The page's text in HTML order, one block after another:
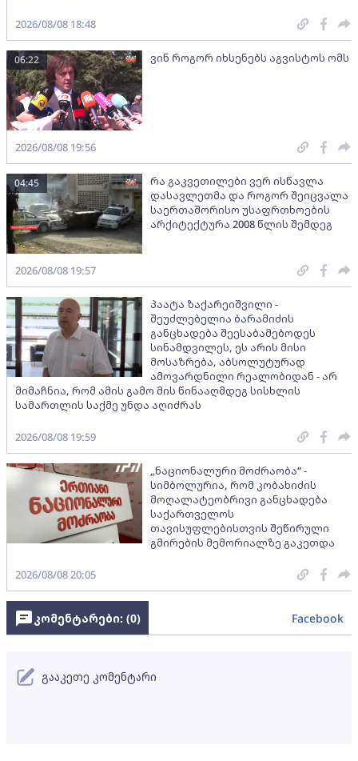
2026/08/08 18:48
ვინ როგორ იხსენებს აგვისტოს ომს
06:22
2026/08/08 19:56
რა გაკვეთილები ვერ ისწავლა
დასავლეთმა და როგორ შეიცვალა
საერთაშორისო უსაფრთხოების
არქიტექტურა 2008 წლის შემდეგ
04:45
2026/08/08 19:57
პაატა ზაქარეიშვილი -
შეუძლებელია ბარამიძის
განცხადება შეესაბამებოდეს
სინამდვილეს, ეს არის მისი
მოსაზრება, აბსოლუტურად
ამოვარდნილი რეალობიდან - არ
მიმაჩნია, რომ ამის გამო მის წინააღმდეგ სისხლის
სამართლის საქმე უნდა აღიძრას
2026/08/08 19:59
„ნაციონალური მოძრაობა“ -
სიმბოლურია, რომ კობახიძის
მოღალატეობრივი განცხადება
საქართველოს
თავისუფლებისთვის შეწირული
გმირების მემორიალზე გაკეთდა
2026/08/08 20:05
კომენტარები: (0) Facebook
გააკეთე კომენტარი